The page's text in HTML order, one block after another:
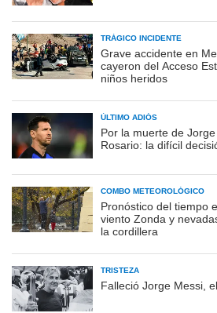
TRÁGICO INCIDENTE
Grave accidente en
cayeron del Acceso
niños heridos
ÚLTIMO ADIÓS
Por la muerte de
Rosario: la difícil
COMBO METEOROLÓGICO
Pronóstico del tiempo
viento Zonda y
la cordillera
TRISTEZA
Falleció Jorge Messi,